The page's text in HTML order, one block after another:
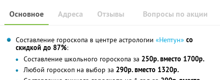
Основное Отзывы Вопросы по акции
Адреса
Составление гороскопа в центре астрологии «Нептун» со
скидкой до 87%:
Составление школьного гороскопа за 250р. вместо 1700р.
Любой гороскоп на выбор за 290р. вместо 1320р.